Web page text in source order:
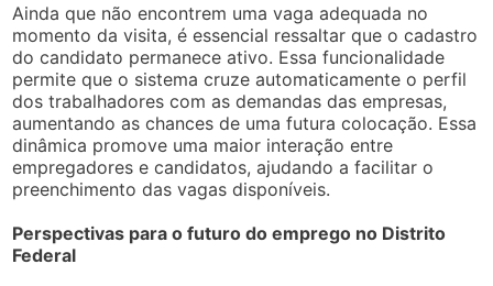
Ainda que não encontrem uma vaga adequada no
momento da visita, é essencial ressaltar que o cadastro
do candidato permanece ativo. Essa funcionalidade
permite que o sistema cruze automaticamente o perfil
dos trabalhadores com as demandas das empresas,
aumentando as chances de uma futura colocação. Essa
dinâmica promove uma maior interação entre
empregadores e candidatos, ajudando a facilitar o
preenchimento das vagas disponíveis.
Perspectivas para o futuro do emprego no Distrito
Federal